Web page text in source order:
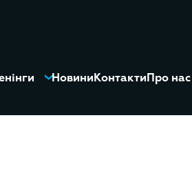
НовиниКонтактиПро нас